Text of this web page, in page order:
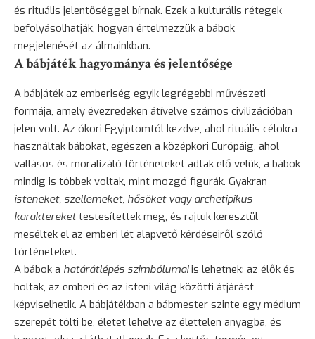
és rituális jelentőséggel bírnak. Ezek a kulturális rétegek
befolyásolhatják, hogyan értelmezzük a bábok
megjelenését az álmainkban.
A bábjáték hagyománya és jelentősége
A bábjáték az emberiség egyik legrégebbi művészeti
formája, amely évezredeken átívelve számos civilizációban
jelen volt. Az ókori Egyiptomtól kezdve, ahol rituális célokra
használtak bábokat, egészen a középkori Európáig, ahol
vallásos és moralizáló történeteket adtak elő velük, a bábok
mindig is többek voltak, mint mozgó figurák. Gyakran
isteneket, szellemeket, hősöket vagy archetipikus
karakterekettestesítettek meg, és rajtuk keresztül
meséltek el az emberi lét alapvető kérdéseiről szóló
történeteket.
A bábok a határátlépés szimbólumaiis lehetnek: az élők és
holtak, az emberi és az isteni világ közötti átjárást
képviselhetik. A bábjátékban a bábmester szinte egy médium
szerepét tölti be, életet lehelve az élettelen anyagba, és